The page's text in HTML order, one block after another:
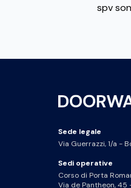
spv
Sede legale
Via Guerrazzi, 1/a -
Sedi operative
Corso di Porta
Via de Pantheon, 45